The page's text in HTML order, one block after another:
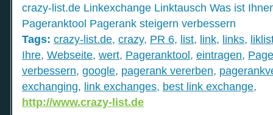
crazy-list.de Linkexchange Linktausch Was ist
Pageranktool Pagerank steigern verbessern
Tags: crazy-list.de, crazy, PR 6, list, link, links,
Ihre, Webseite, wert, Pageranktool, eintragen,
verbessern, google, pagerank vererben,
exchanging, link exchanges, best link exchange,
http://www.crazy-list.de